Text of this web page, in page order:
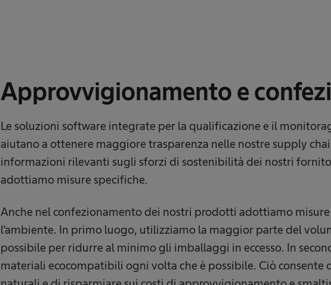
Approvvigionamento e
Le soluzioni software integrate per la qualificazione e il
aiutano a ottenere maggiore trasparenza nelle nostre supply
informazioni rilevanti sugli sforzi di sostenibilità dei nostri
adottiamo misure specifiche.
Anche nel confezionamento dei nostri prodotti adottiamo
l'ambiente. In primo luogo, utilizziamo la maggior parte del
possibile per ridurre al minimo gli imballaggi in eccesso. In
materiali ecocompatibili ogni volta che è possibile. Ciò consente